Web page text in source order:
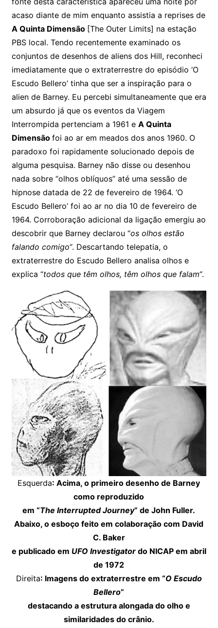
acaso diante de mim enquanto assistia a reprises de
A Quinta Dimensão [The Outer Limits] na estação
PBS local. Tendo recentemente examinado os
conjuntos de desenhos de aliens dos Hill, reconheci
imediatamente que o extraterrestre do episódio ‘O
Escudo Bellero’ tinha que ser a inspiração para o
alien de Barney. Eu percebi simultaneamente que era
um absurdo já que os eventos da Viagem
Interrompida pertenciam a 1961 e A Quinta
Dimensão foi ao ar em meados dos anos 1960. O
paradoxo foi rapidamente solucionado depois de
alguma pesquisa. Barney não disse ou desenhou
nada sobre “olhos oblíquos” até uma sessão de
hipnose datada de 22 de fevereiro de 1964. ‘O
Escudo Bellero’ foi ao ar no dia 10 de fevereiro de
1964. Corroboração adicional da ligação emergiu ao
descobrir que Barney declarou “os olhos estão
falando comigo“. Descartando telepatia, o
extraterrestre do Escudo Bellero analisa olhos e
explica “todos que têm olhos, têm olhos que falam“.
Esquerda: Acima, o primeiro desenho de Barney
como reproduzido
em “The Interrupted Journey” de John Fuller.
Abaixo, o esboço feito em colaboração com David
C. Baker
e publicado em UFO Investigator do NICAP em abril
de 1972
Direita: Imagens do extraterrestre em “O Escudo
Bellero”
destacando a estrutura alongada do olho e
similaridades do crânio.